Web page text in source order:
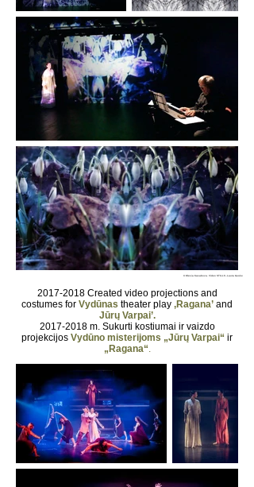
© Olesia Kasabova. Video STILLS -Laura Guoke
2017-2018Created video projections and
costumes for Vydūnas theater play ‚Ragana’ and
Jūrų Varpai’.
2017-2018m. Sukurti kostiumai ir vaizdo
projekcijos Vydūno misterijoms „Jūrų Varpai“ ir
„Ragana“.